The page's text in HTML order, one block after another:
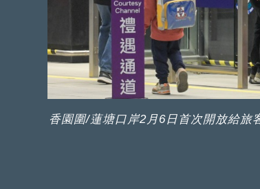
香園圍/蓮塘口岸2月6日首次開放給旅